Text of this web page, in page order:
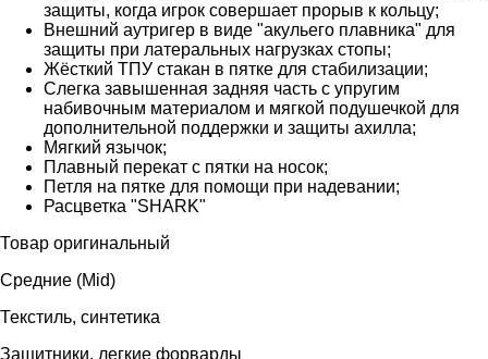
защиты, когда игрок совершает прорыв к кольцу;
Внешний аутригер в виде "акульего плавника" для
защиты при латеральных нагрузках стопы;
Жёсткий ТПУ стакан в пятке для стабилизации;
Слегка завышенная задняя часть с упругим
набивочным материалом и мягкой подушечкой для
дополнительной поддержки и защиты ахилла;
Мягкий язычок;
Плавный перекат с пятки на носок;
Петля на пятке для помощи при надевании;
Расцветка "SHARK"
Товар оригинальный
Средние (Mid)
Текстиль, синтетика
Защитники, легкие форварды